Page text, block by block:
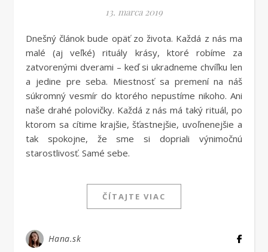
13. marca 2019
Dnešný článok bude opäť zo života. Každá z nás ma
malé (aj veľké) rituály krásy, ktoré robíme za
zatvorenými dverami – keď si ukradneme chvíľku len
a jedine pre seba. Miestnosť sa premení na náš
súkromný vesmír do ktorého nepustíme nikoho. Ani
naše drahé polovičky. Každá z nás má taký rituál, po
ktorom sa cítime krajšie, šťastnejšie, uvoľnenejšie a
tak spokojne, že sme si dopriali výnimočnú
starostlivosť. Samé sebe.
ČÍTAJTE VIAC
Hana.sk